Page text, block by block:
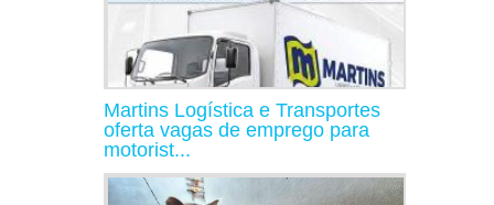
Martins Logística e Transportes
oferta vagas de emprego para
motorist...